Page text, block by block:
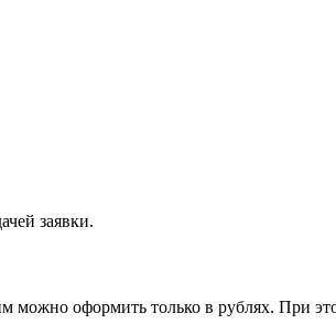
заявки.
можно оформить только в рублях. При